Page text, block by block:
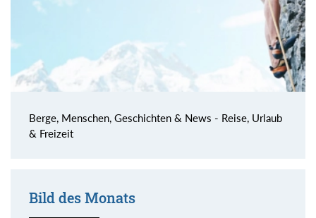
Berge, Menschen, Geschichten & News - Reise, Urlaub
& Freizeit
Bild des Monats